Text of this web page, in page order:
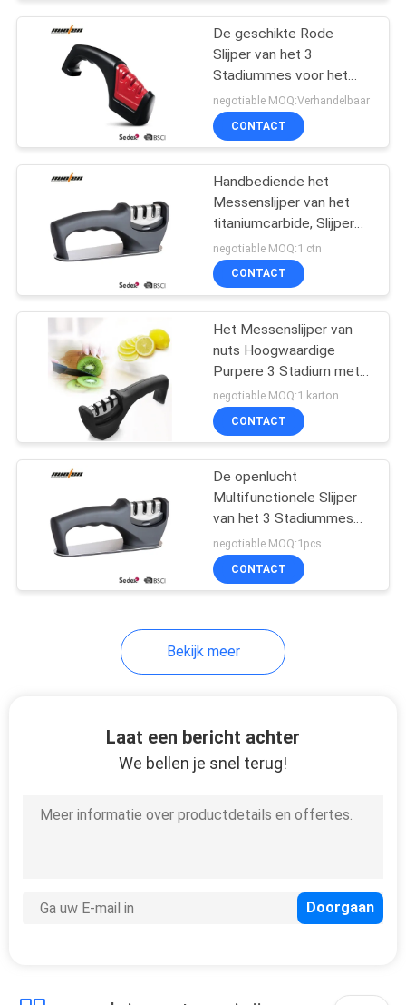
Elektrische
Messenslijper
Wetsteen
Scherpende Steen
Messen Scherpende
Staaf
Elektrische
De geschikte Rode
Slijper van het 3
Stadiummes voor het
Scherpende Systeem
van het Keukenmes
negotiable MOQ:Verhandelbaar
CONTACT
Handbediende het
Messenslijper van het
titaniumcarbide, Slijper
van het Koks de
Professionele Mes
negotiable MOQ:1 ctn
CONTACT
Het Messenslijper van
nuts Hoogwaardige
Purpere 3 Stadium met
Rubberdruk
negotiable MOQ:1 karton
CONTACT
De openlucht
Multifunctionele Slijper
van het 3 Stadiummes
voor Tuinhulpmiddel het
Scherpen
negotiable MOQ:1pcs
CONTACT
Bekijk meer
Laat een bericht achter
We bellen je snel terug!